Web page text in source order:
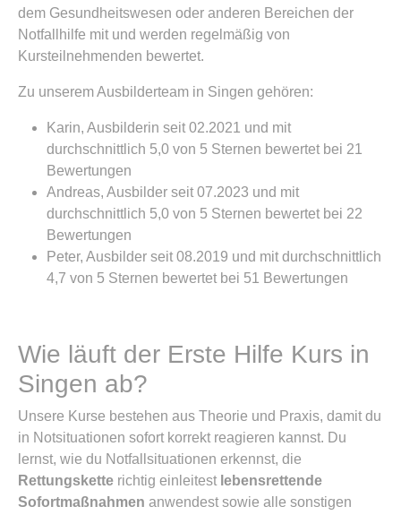
dem Gesundheitswesen oder anderen Bereichen der
Notfallhilfe mit und werden regelmäßig von
Kursteilnehmenden bewertet.
Zu unserem Ausbilderteam in Singen gehören:
Karin, Ausbilderin seit 02.2021 und mit
durchschnittlich 5,0 von 5 Sternen bewertet bei 21
Bewertungen
Andreas, Ausbilder seit 07.2023 und mit
durchschnittlich 5,0 von 5 Sternen bewertet bei 22
Bewertungen
Peter, Ausbilder seit 08.2019 und mit durchschnittlich
4,7 von 5 Sternen bewertet bei 51 Bewertungen
Wie läuft der Erste Hilfe Kurs in
Singen ab?
Unsere Kurse bestehen aus Theorie und Praxis, damit du
in Notsituationen sofort korrekt reagieren kannst. Du
lernst, wie du Notfallsituationen erkennst, die
Rettungskette richtig einleitest lebensrettende
Sofortmaßnahmen anwendest sowie alle sonstigen